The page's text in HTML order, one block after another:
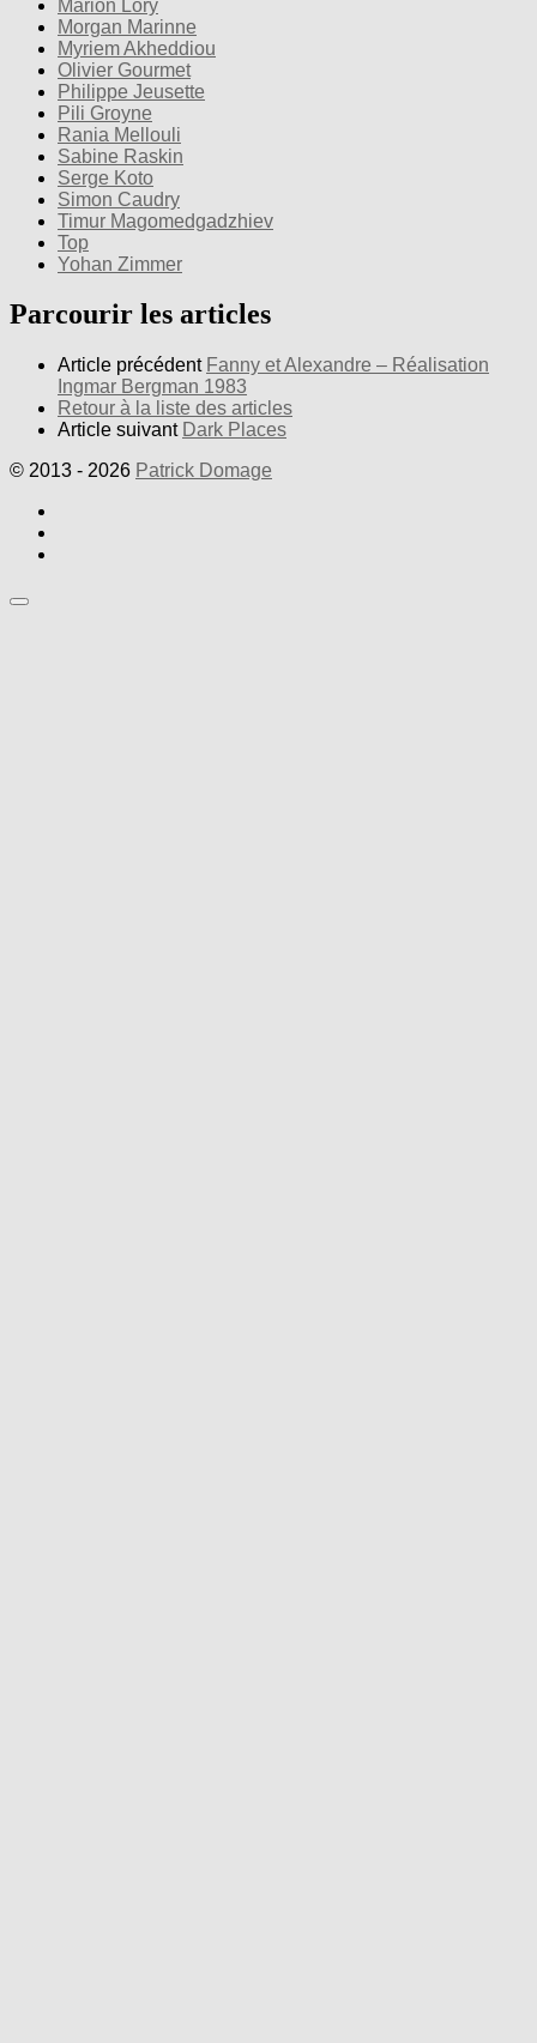
Marion Lory
Morgan Marinne
Myriem Akheddiou
Olivier Gourmet
Philippe Jeusette
Pili Groyne
Rania Mellouli
Sabine Raskin
Serge Koto
Simon Caudry
Timur Magomedgadzhiev
Top
Yohan Zimmer
Parcourir les articles
Article précédent Fanny et Alexandre – Réalisation
Ingmar Bergman 1983
Retour à la liste des articles
Article suivant Dark Places
© 2013 - 2026 Patrick Domage